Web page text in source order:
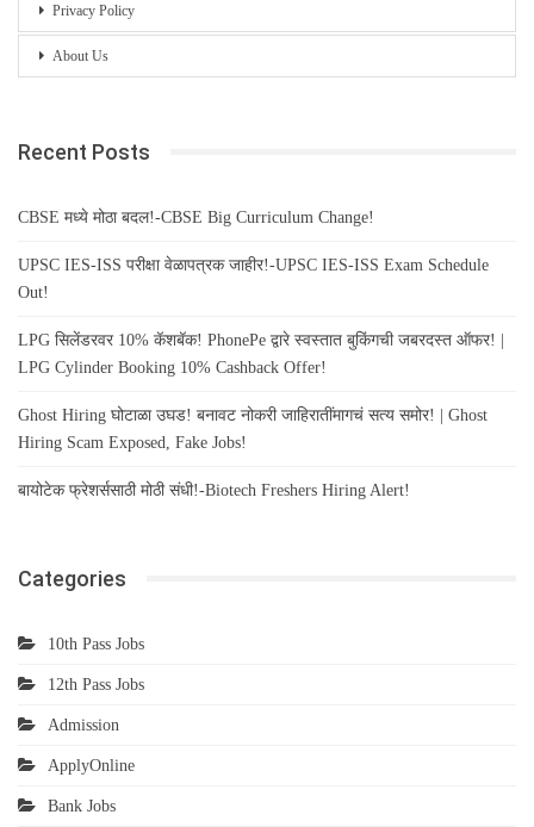
Privacy Policy
About Us
Recent Posts
CBSE मध्ये मोठा बदल!-CBSE Big Curriculum Change!
UPSC IES-ISS परीक्षा वेळापत्रक जाहीर!-UPSC IES-ISS Exam Schedule
Out!
LPG सिलेंडरवर 10% कॅशबॅक! PhonePe द्वारे स्वस्तात बुकिंगची जबरदस्त ऑफर! |
LPG Cylinder Booking 10% Cashback Offer!
Ghost Hiring घोटाळा उघड! बनावट नोकरी जाहिरातींमागचं सत्य समोर! | Ghost
Hiring Scam Exposed, Fake Jobs!
बायोटेक फ्रेशर्ससाठी मोठी संधी!-Biotech Freshers Hiring Alert!
Categories
10th Pass Jobs
12th Pass Jobs
Admission
ApplyOnline
Bank Jobs